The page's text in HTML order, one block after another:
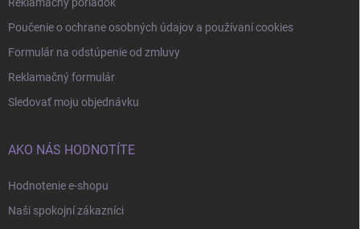
Poučenie o ochrane osobných údajov a používaní cookies
Formulár na odstúpenie od zmluvy
Reklamačný formulár
Sledovať moju objednávku
AKO NÁS HODNOTÍTE
Hodnotenie e-shopu
Naši spokojní zákazníci